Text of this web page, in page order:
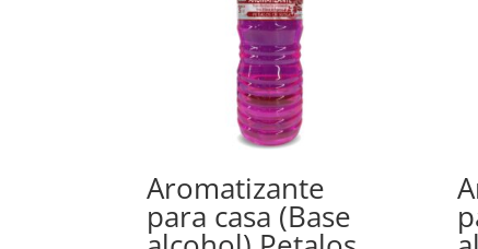
Aromatizante
para casa (Base